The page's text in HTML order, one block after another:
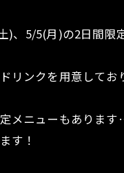
)、5/5(月)の2日間限
リンクを用意して
定メニューもありま
す！